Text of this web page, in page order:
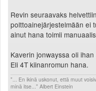
Revin seuraavaks
polttoainejärjestelmään ei
ainut hana toimii
Kaverin jonwayssa oli
Eli 4T kiinanromun hana.
"... En ikinä uskonut, että muut
minä itse..." Albert Einstein